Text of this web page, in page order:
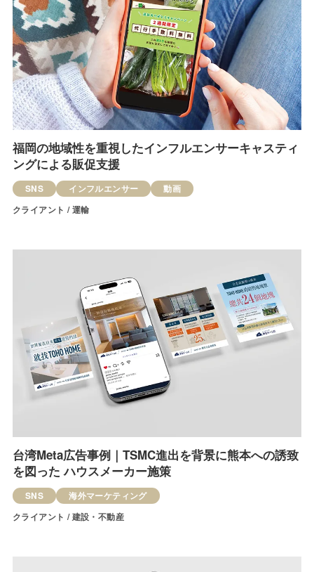
福岡の地域性を重視したインフルエンサーキャスティ
ングによる販促支援
SNS インフルエンサー
動画
クライアント / 運輸
台湾Meta広告事例｜TSMC進出を背景に熊本への誘致
を図った ハウスメーカー施策
SNS
海外マーケティング
クライアント / 建設・不動産